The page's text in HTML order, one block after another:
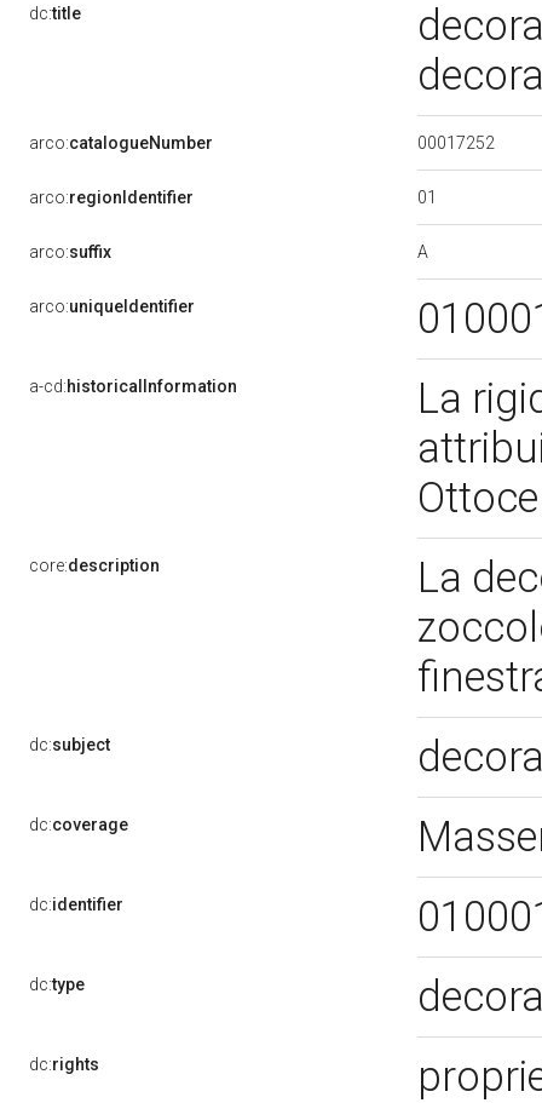
dc:title
arco:catalogueNumber 00017252
arco:regionIdentifier 01
arco:suffix A
arco:uniqueIdentifier
a-cd:historicalInformation
La
core:description
La
dc:subject
dc:coverage
dc:identifier
dc:type
dc:rights